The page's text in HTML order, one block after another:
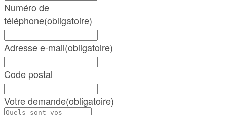
Numéro de
téléphone(obligatoire)
Adresse e-mail(obligatoire)
Code postal
Votre demande(obligatoire)